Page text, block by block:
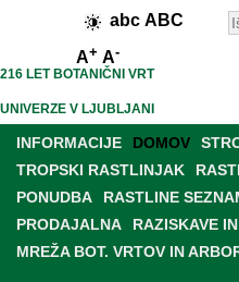
abc ABC
A+ A-
216 LET BOTANIČNI VRT
UNIVERZE V LJUBLJANI
INFORMACIJE DOMOV
TROPSKI RASTLINJAK
PONUDBA
RASTLINE
PRODAJALNA
RAZISKAVE
MREŽA BOT. VRTOV IN